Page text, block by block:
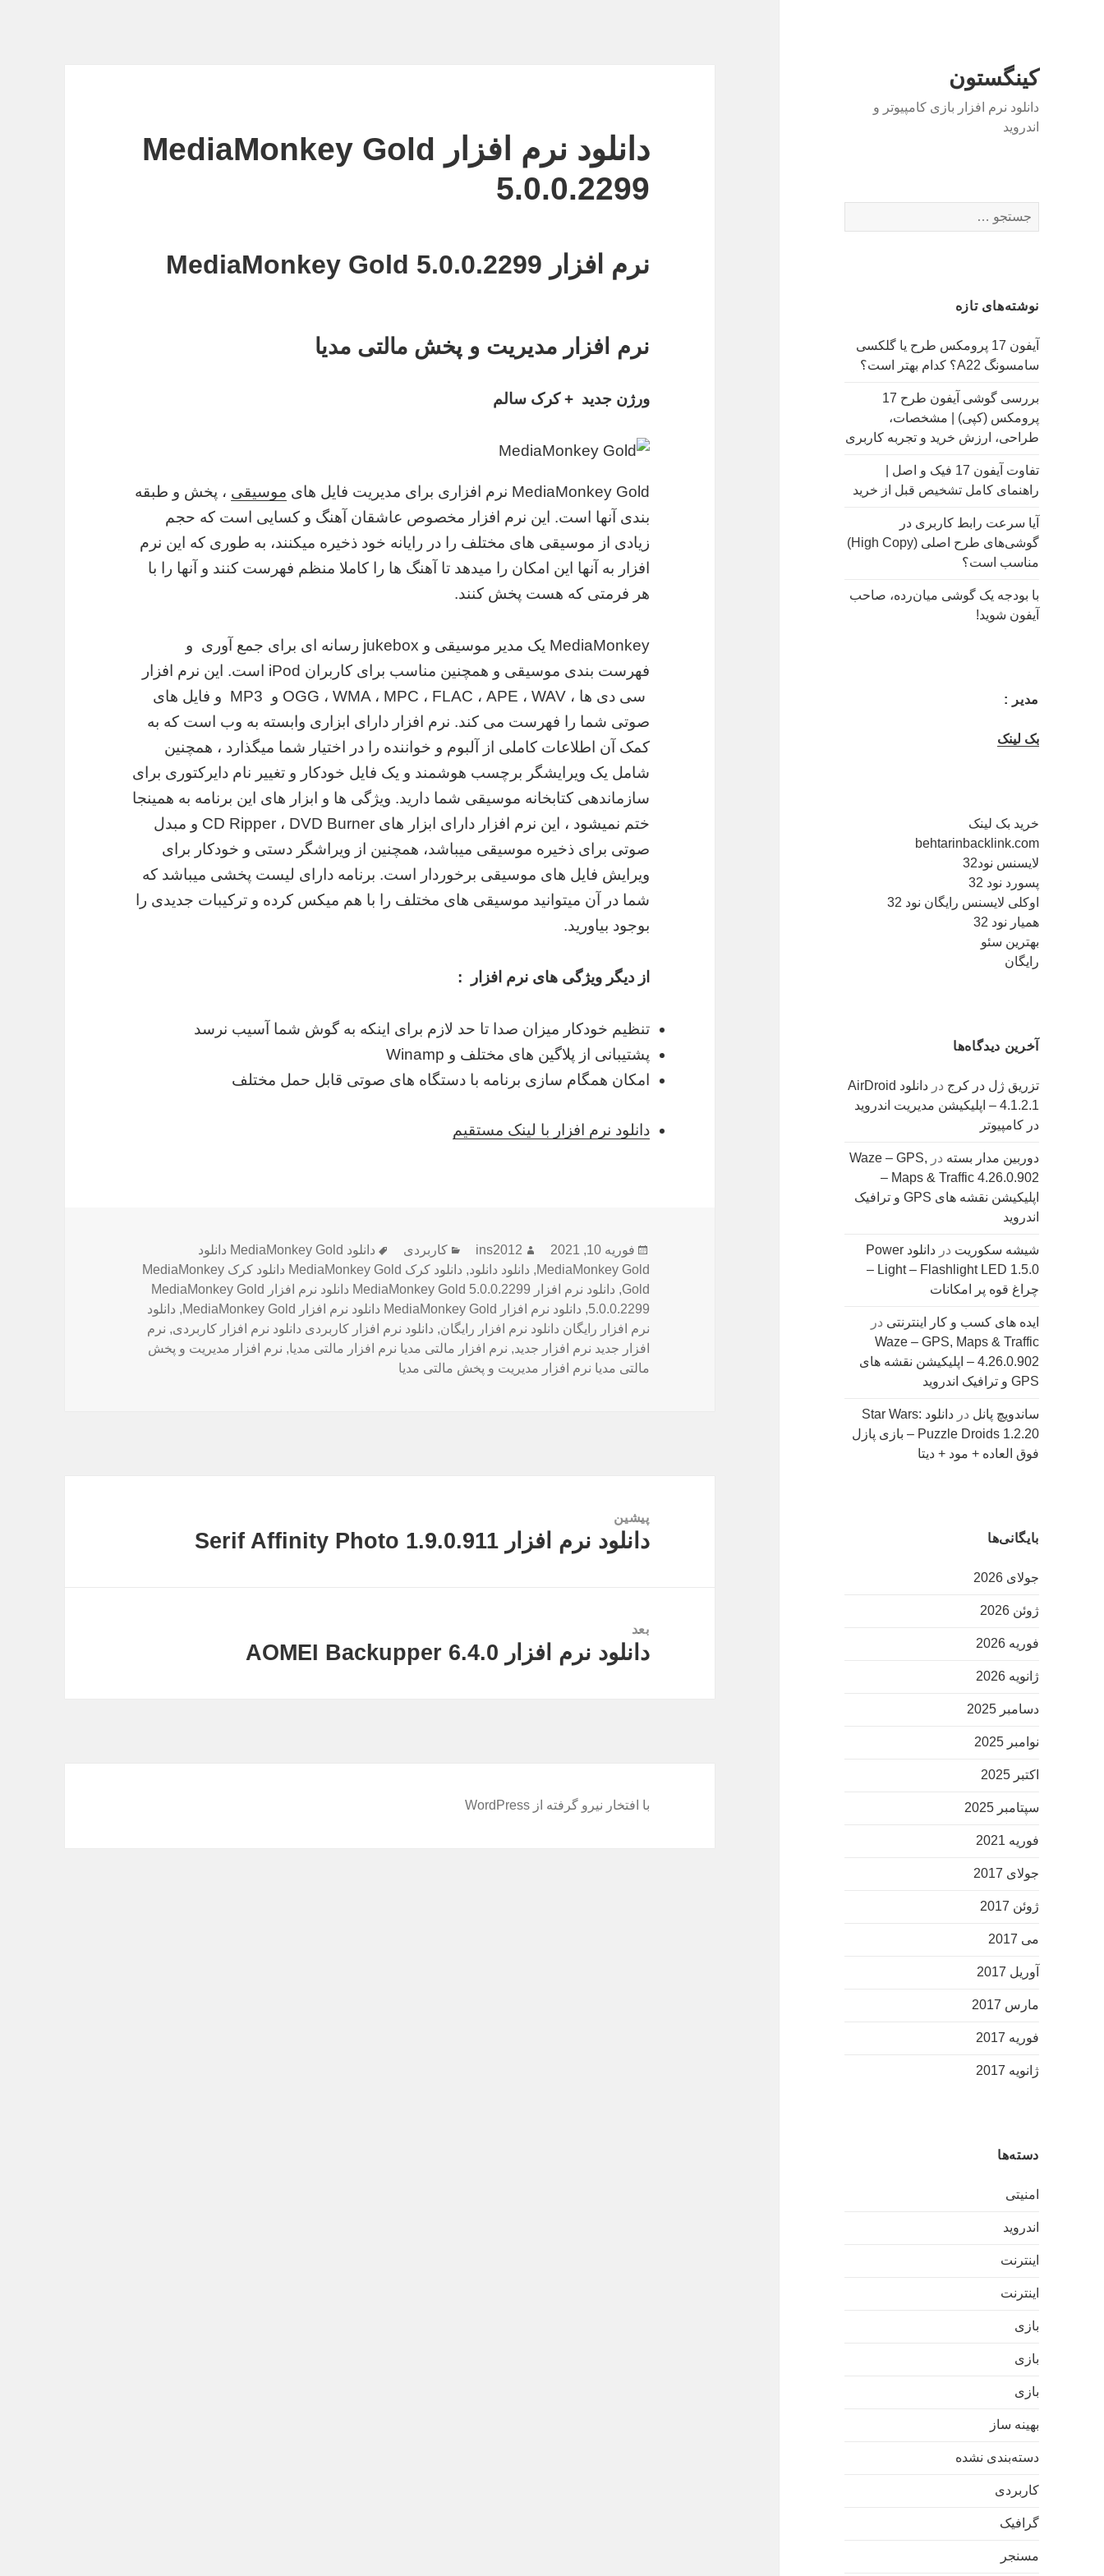
کینگستون
دانلود نرم افزار بازی کامپیوتر و
اندروید
برای:
نوشته‌های تازه
آیفون 17 پرومکس طرح یا گلکسی
سامسونگ A22؟ کدام بهتر است؟
بررسی گوشی آیفون طرح 17
پرومکس (کپی) | مشخصات،
طراحی، ارزش خرید و تجربه کاربری
تفاوت آیفون 17 فیک و اصل |
راهنمای کامل تشخیص قبل از خرید
آیا سرعت رابط کاربری در
گوشی‌های طرح اصلی (High Copy)
مناسب است؟
با بودجه یک گوشی میان‌رده، صاحب
آیفون شوید!
مدیر :
بک لینک
خرید بک لینک
behtarinbacklink.com
لایسنس نود32
پسورد نود 32
اوکلی لایسنس رایگان نود 32
همیار نود 32
بهترین سئو
رایگان
آخرین دیدگاه‌ها
تزریق ژل در کرج در
دانلود AirDroid
4.1.2.1 – اپلیکیشن مدیریت اندروید
در کامپیوتر
دوربین مدار بسته در Waze – GPS,
Maps & Traffic 4.26.0.902 –
اپلیکیشن نقشه های GPS و ترافیک
اندروید
شیشه سکوریت در
دانلود Power
Light – Flashlight LED 1.5.0 –
چراغ قوه پر امکانات
ایده های کسب و کار اینترنتی در
Waze – GPS, Maps & Traffic
4.26.0.902 – اپلیکیشن نقشه های
GPS و ترافیک اندروید
ساندویچ پانل در
دانلود Star Wars:
Puzzle Droids 1.2.20 – بازی پازل
فوق العاده + مود + دیتا
بایگانی‌ها
جولای 2026
ژوئن 2026
فوریه 2026
ژانویه 2026
دسامبر 2025
نوامبر 2025
اکتبر 2025
سپتامبر 2025
فوریه 2021
جولای 2017
ژوئن 2017
می 2017
آوریل 2017
مارس 2017
فوریه 2017
ژانویه 2017
دسته‌ها
امنیتی
اندروید
اینترنت
اینترنت
بازی
بازی
بازی
بهینه ساز
دسته‌بندی نشده
کاربردی
گرافیک
مسنجر
دانلود نرم افزار MediaMonkey Gold
5.0.0.2299
نرم افزار MediaMonkey Gold 5.0.0.2299
نرم افزار مدیریت و پخش مالتی مدیا
ورژن جدید + کرک سالم
MediaMonkey Gold نرم افزاری برای مدیریت فایل های موسیقی ، پخش و طبقه
بندی آنها است. این نرم افزار مخصوص عاشقان آهنگ و کسایی است که حجم
زیادی از موسیقی های مختلف را در رایانه خود ذخیره میکنند، به طوری که این نرم
افزار به آنها این امکان را میدهد تا آهنگ ها را کاملا منظم فهرست کنند و آنها را با
هر فرمتی که هست پخش کنند.
MediaMonkey یک مدیر موسیقی و jukebox رسانه ای برای جمع آوری و
فهرست بندی موسیقی و همچنین مناسب برای کاربران iPod است. این نرم افزار
سی دی ها ، OGG ، WMA ، MPC ، FLAC ، APE ، WAV و MP3 و فایل های
صوتی شما را فهرست می کند. نرم افزار دارای ابزاری وابسته به وب است که به
کمک آن اطلاعات کاملی از آلبوم و خواننده را در اختیار شما میگذارد ، همچنین
شامل یک ویرایشگر برچسب هوشمند و یک فایل خودکار و تغییر نام دایرکتوری برای
سازماندهی کتابخانه موسیقی شما دارید. ویژگی ها و ابزار های این برنامه به همینجا
ختم نمیشود ، این نرم افزار دارای ابزار های CD Ripper ، DVD Burner و مبدل
صوتی برای ذخیره موسیقی میباشد، همچنین از ویراشگر دستی و خودکار برای
ویرایش فایل های موسیقی برخوردار است. برنامه دارای لیست پخشی میباشد که
شما در آن میتوانید موسیقی های مختلف را با هم میکس کرده و ترکیبات جدیدی را
بوجود بیاورید.
از دیگر ویژگی های نرم افزار :
تنظیم خودکار میزان صدا تا حد لازم برای اینکه به گوش شما آسیب نرسد
پشتیبانی از پلاگین های مختلف و Winamp
امکان همگام سازی برنامه با دستگاه های صوتی قابل حمل مختلف
دانلود نرم افزار با لینک مستقیم
ارسال
شده
در
فوریه 10, 2021 نویسنده
ins2012 دسته‌ها
کاربردی برچسب‌ها
دانلود MediaMonkey Gold دانلود
MediaMonkey Gold
, دانلود دانلود,
دانلود کرک MediaMonkey Gold دانلود کرک MediaMonkey
Gold
,
دانلود نرم افزار MediaMonkey Gold 5.0.0.2299 دانلود نرم افزار MediaMonkey Gold
5.0.0.2299
, دانلود نرم افزار MediaMonkey Gold دانلود نرم افزار MediaMonkey Gold , دانلود
نرم افزار رایگان دانلود نرم افزار رایگان, دانلود نرم افزار کاربردی دانلود نرم افزار کاربردی, نرم
افزار جدید نرم افزار جدید, نرم افزار مالتی مدیا نرم افزار مالتی مدیا, نرم افزار مدیریت و پخش
مالتی مدیا نرم افزار مدیریت و پخش مالتی مدیا
پیشین
نوشته
دانلود نرم افزار Serif Affinity Photo 1.9.0.911
بعد
نوشته
دانلود نرم افزار AOMEI Backupper 6.4.0
با افتخار نیرو گرفته از WordPress